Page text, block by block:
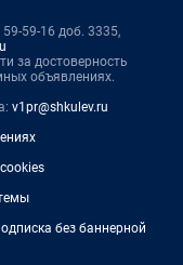
59-16 доб. 3335,
за достоверность
объявлениях.
v1pr@shkulev.ru
без баннерной